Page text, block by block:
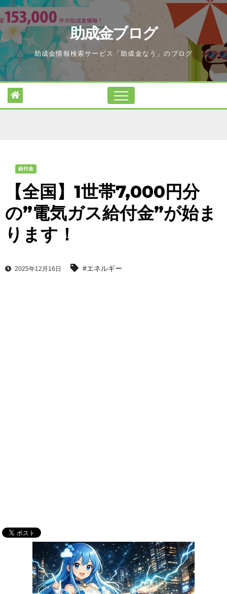
Skip
to
content
助成金ブログ
助成金情報検索サービス「助成金なう」のブログ
給付金
【全国】1世帯7,000円分
の”電気ガス給付金”が始ま
ります！
2025年12月16日 #エネルギー